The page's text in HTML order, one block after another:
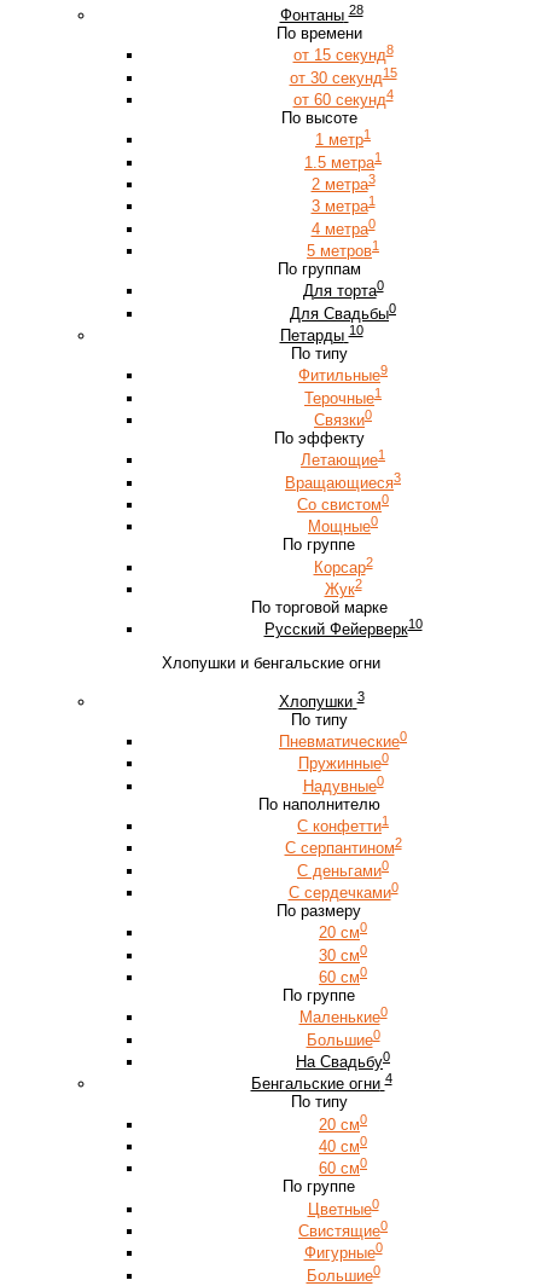
Фонтаны 28
По времени
от 15 секунд8
от 30 секунд15
от 60 секунд4
По высоте
1 метр1
1.5 метра1
2 метра3
3 метра1
4 метра0
5 метров1
По группам
Для торта0
Для Свадьбы0
Петарды 10
По типу
Фитильные9
Терочные1
Связки0
По эффекту
Летающие1
Вращающиеся3
Со свистом0
Мощные0
По группе
Корсар2
Жук2
По торговой марке
Русский Фейерверк10
Хлопушки и бенгальские огни
Хлопушки 3
По типу
Пневматические0
Пружинные0
Надувные0
По наполнителю
С конфетти1
С серпантином2
С деньгами0
С сердечками0
По размеру
20 см0
30 см0
60 см0
По группе
Маленькие0
Большие0
На Свадьбу0
Бенгальские огни 4
По типу
20 см0
40 см0
60 см0
По группе
Цветные0
Свистящие0
Фигурные0
Большие0